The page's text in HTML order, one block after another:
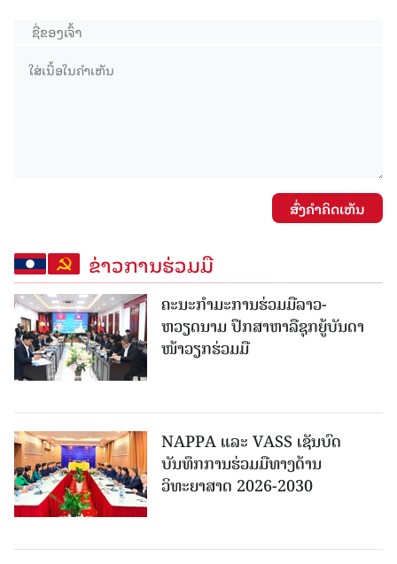
ສົ່ງຄໍາຄິດເຫັນ
ຂ່າວການຮ່ວມມື
ຄະນະກໍາມະການຮ່ວມມືລາວ-
ຫວຽດນາມ ປຶກສາຫາລືຊຸກຍູ້ບັນດາ
ໜ້າວຽກຮ່ວມມື
NAPPA ແລະ VASS ເຊັນບົດ
ບັນທຶກການຮ່ວມມືທາງດ້ານ
ວິທະຍາສາດ 2026-2030